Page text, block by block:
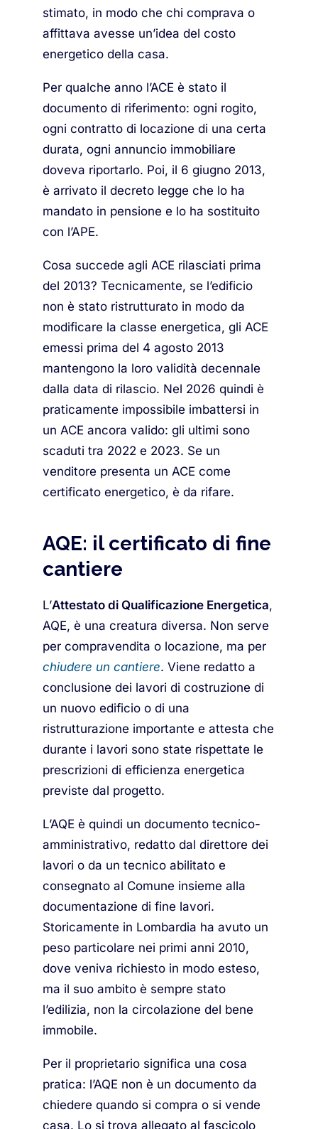
stimato, in modo che chi comprava o
affittava avesse un’idea del costo
energetico della casa.
Per qualche anno l’ACE è stato il
documento di riferimento: ogni rogito,
ogni contratto di locazione di una certa
durata, ogni annuncio immobiliare
doveva riportarlo. Poi, il 6 giugno 2013,
è arrivato il decreto legge che lo ha
mandato in pensione e lo ha sostituito
con l’APE.
Cosa succede agli ACE rilasciati prima
del 2013? Tecnicamente, se l’edificio
non è stato ristrutturato in modo da
modificare la classe energetica, gli ACE
emessi prima del 4 agosto 2013
mantengono la loro validità decennale
dalla data di rilascio. Nel 2026 quindi è
praticamente impossibile imbattersi in
un ACE ancora valido: gli ultimi sono
scaduti tra 2022 e 2023. Se un
venditore presenta un ACE come
certificato energetico, è da rifare.
AQE: il certificato di fine
cantiere
L’Attestato di Qualificazione Energetica,
AQE, è una creatura diversa. Non serve
per compravendita o locazione, ma per
chiudere un cantiere. Viene redatto a
conclusione dei lavori di costruzione di
un nuovo edificio o di una
ristrutturazione importante e attesta che
durante i lavori sono state rispettate le
prescrizioni di efficienza energetica
previste dal progetto.
L’AQE è quindi un documento tecnico-
amministrativo, redatto dal direttore dei
lavori o da un tecnico abilitato e
consegnato al Comune insieme alla
documentazione di fine lavori.
Storicamente in Lombardia ha avuto un
peso particolare nei primi anni 2010,
dove veniva richiesto in modo esteso,
ma il suo ambito è sempre stato
l’edilizia, non la circolazione del bene
immobile.
Per il proprietario significa una cosa
pratica: l’AQE non è un documento da
chiedere quando si compra o si vende
casa. Lo si trova allegato al fascicolo